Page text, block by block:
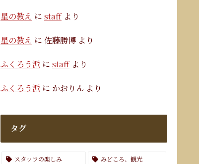
星の教え に staffより
星の教え に 佐藤勝博 より
ふくろう派 に staffより
ふくろう派 に かおりん より
タグ
スタッフの楽しみ
みどころ、観光